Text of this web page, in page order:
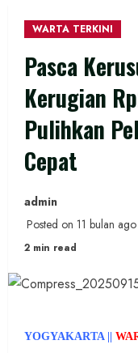
WARTA TERKINI
Pasca
Kerugian
Pulihkan
Cepat
admin
Posted on 11 bulan ago
2 min read
YOGYAKARTA ||